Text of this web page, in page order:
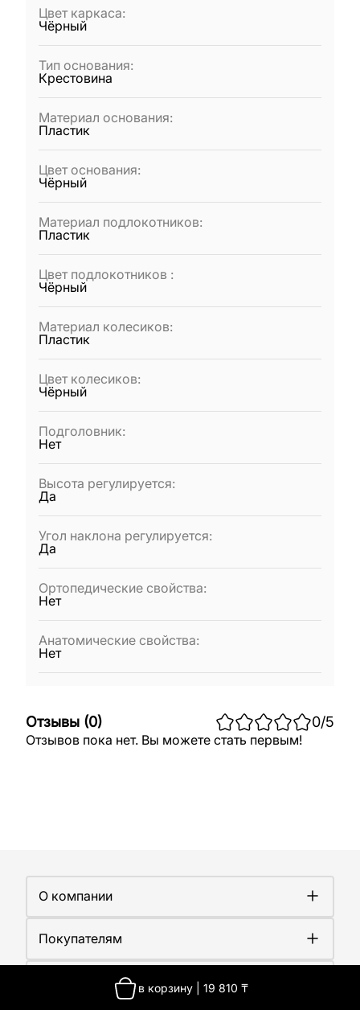
в корзину| 19 810 ₸
Цвет каркаса:
Чёрный
Тип основания:
Крестовина
Материал основания:
Пластик
Цвет основания:
Чёрный
Материал подлокотников:
Пластик
Цвет подлокотников :
Чёрный
Материал колесиков:
Пластик
Цвет колесиков:
Чёрный
Подголовник:
Нет
Высота регулируется:
Да
Угол наклона регулируется:
Да
Ортопедические свойства:
Нет
Анатомические свойства:
Нет
Отзывы (0) 0/5
Отзывов пока нет. Вы можете стать первым!
О компании
Работа у нас
Сертификаты
Покупателям
Доставка